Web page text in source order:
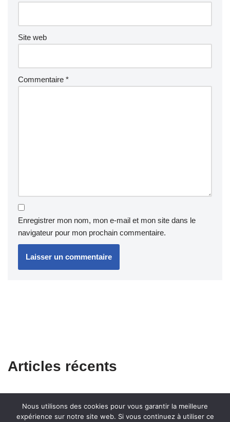
Site web
Commentaire *
Enregistrer mon nom, mon e-mail et mon site dans le
navigateur pour mon prochain commentaire.
Articles récents
Nous utilisons des cookies pour vous garantir la meilleure
expérience sur notre site web. Si vous continuez à utiliser ce